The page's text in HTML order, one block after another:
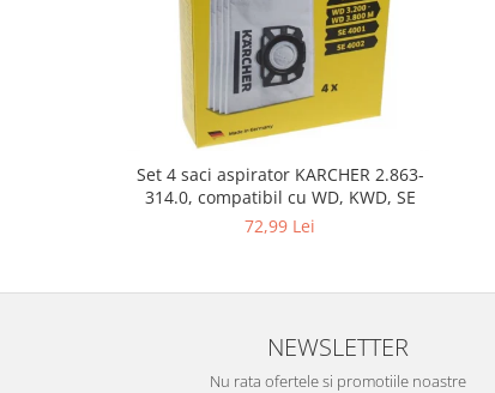
Cutii, curele si accesorii ceasuri
Genti si accesorii barbati
Imbracaminte barbati
Set 4 saci aspirator KARCHER 2.863-
314.0, compatibil cu WD, KWD, SE
72,99 Lei
NEWSLETTER
Nu rata ofertele si promotiile noastre